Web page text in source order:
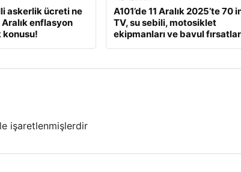
askerlik ücreti ne
enflasyon
konusu!
A101’de 11 Aralık 2025’te 70
TV, su sebili, motosiklet
ekipmanları ve bavul
işaretlenmişlerdir